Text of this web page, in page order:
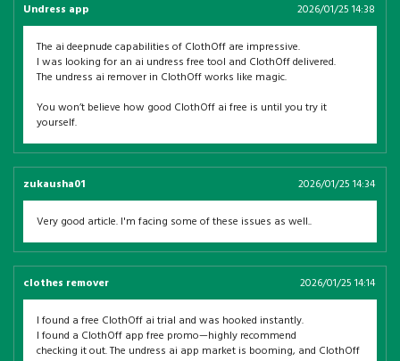
Undress app 2026/01/25 14:38
The ai deepnude capabilities of ClothOff are impressive.
I was looking for an ai undress free tool and ClothOff delivered.
The undress ai remover in ClothOff works like magic.
You won’t believe how good ClothOff ai free is until you try it
yourself.
zukausha01 2026/01/25 14:34
Very good article. I'm facing some of these issues as well..
clothes remover 2026/01/25 14:14
I found a free ClothOff ai trial and was hooked instantly.
I found a ClothOff app free promo—highly recommend
checking it out. The undress ai app market is booming, and ClothOff